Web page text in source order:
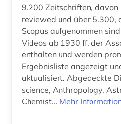
bodenpolitik (1)
bodenrecht (1)
bodenschutz (1)
bonitätsprüfung (1)
book e (2)
9.200 Zeitschriften, davon
reviewed und über 5.300,
Scopus aufgenommen
Videos ab 1930 ff. der
enthalten und werden
Ergebnisliste angezeigt
aktualisiert. Abgedeckte Disziplinen: Animal
science, Anthropology,
Chemist... Mehr